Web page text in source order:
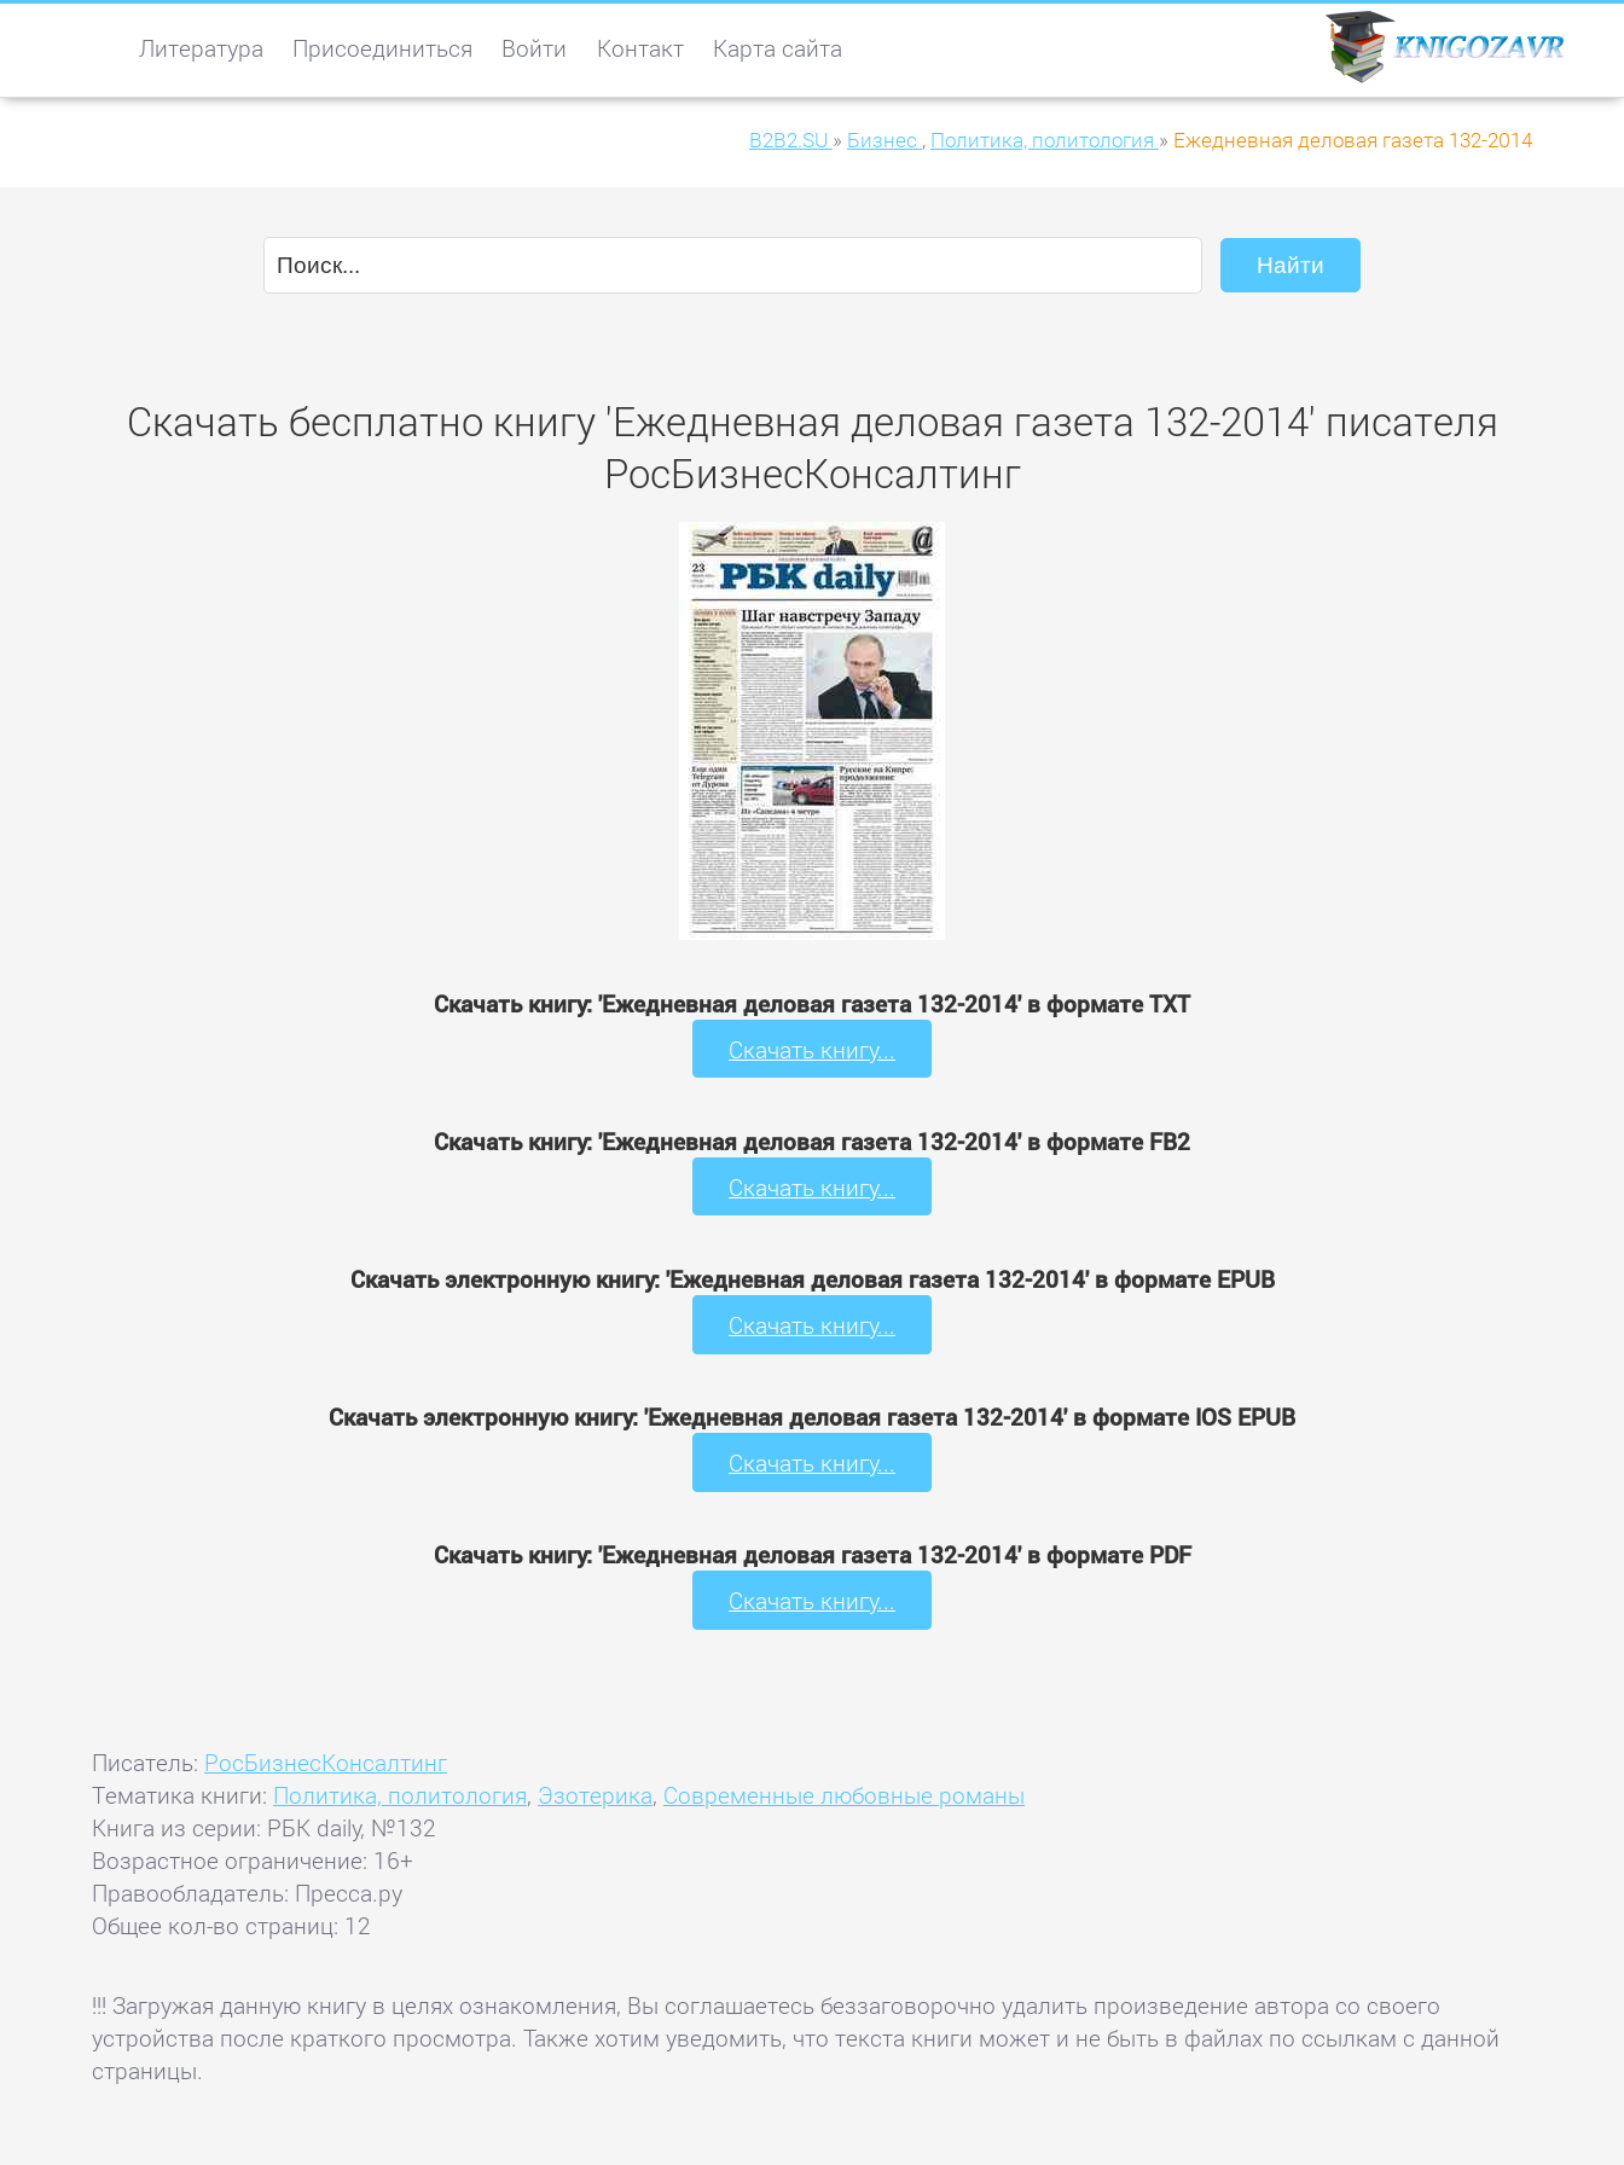
Литература Присоединиться Войти Контакт Карта сайта
B2B2.SU » Бизнес , Политика, политология » Ежедневная деловая газета 132-2014
Скачать бесплатно книгу 'Ежедневная деловая газета 132-2014' писателя
РосБизнесКонсалтинг
Скачать книгу: 'Ежедневная деловая газета 132-2014' в формате TXT
Скачать книгу...
Скачать книгу: 'Ежедневная деловая газета 132-2014' в формате FB2
Скачать книгу...
Скачать электронную книгу: 'Ежедневная деловая газета 132-2014' в формате EPUB
Скачать книгу...
Скачать электронную книгу: 'Ежедневная деловая газета 132-2014' в формате IOS EPUB
Скачать книгу...
Скачать книгу: 'Ежедневная деловая газета 132-2014' в формате PDF
Скачать книгу...
Писатель: РосБизнесКонсалтинг
Тематика книги: Политика, политология, Эзотерика, Современные любовные романы
Книга из серии: РБК daily, №132
Возрастное ограничение: 16+
Правообладатель: Пресса.ру
Общее кол-во страниц: 12
!!! Загружая данную книгу в целях ознакомления, Вы соглашаетесь беззаговорочно удалить произведение автора со своего
устройства после краткого просмотра. Также хотим уведомить, что текста книги может и не быть в файлах по ссылкам с данной
страницы.